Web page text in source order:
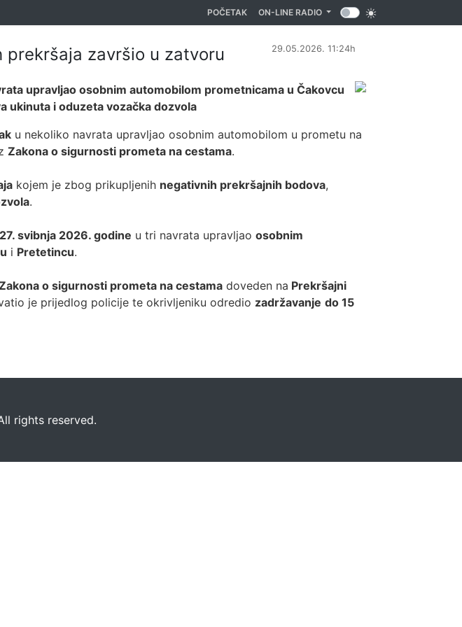
POČETAK(CURRENT)
ON-LINE RADIO
završio u zatvoru 29.05.2026. 11:24h
upravljao osobnim automobilom prometnicama u Čakovcu
ukinuta i oduzeta vozačka dozvola
u nekoliko navrata upravljao osobnim automobilom u prometu na
Zakona o sigurnosti prometa na cestama.
kojem je zbog prikupljenih negativnih prekršajnih bodova,
.
svibnja 2026. godine u tri navrata upravljao osobnim
i Pretetincu.
o sigurnosti prometa na cestama doveden na Prekršajni
je prijedlog policije te okrivljeniku odredio zadržavanje do 15
rights reserved.